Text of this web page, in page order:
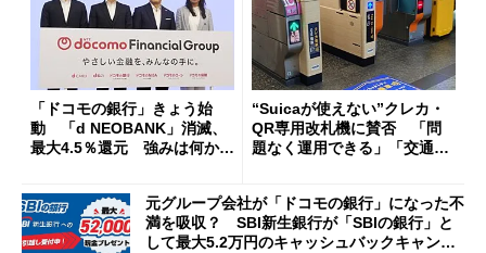
「ドコモの銀行」きょう始
動 「d NEOBANK」消滅、
最大4.5％還元 強みは何か解
“Suicaが使えない”クレカ・
QR専用改札機に賛否 「問
題なく運用できる」「交通系I
元グループ会社が「ドコモの銀行」になった不
満を吸収？ SBI新生銀行が「SBIの銀行」と
して最大5.2万円のキャッシュバックキャンペ